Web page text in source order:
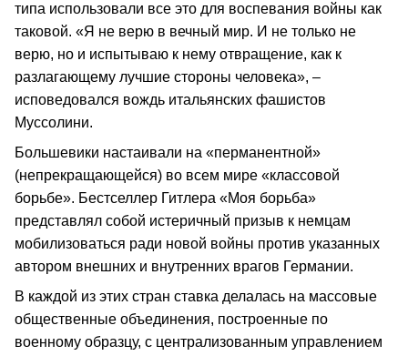
типа использовали все это для воспевания войны как
таковой. «Я не верю в вечный мир. И не только не
верю, но и испытываю к нему отвращение, как к
разлагающему лучшие стороны человека», –
исповедовался вождь итальянских фашистов
Муссолини.
Большевики настаивали на «перманентной»
(непрекращающейся) во всем мире «классовой
борьбе». Бестселлер Гитлера «Моя борьба»
представлял собой истеричный призыв к немцам
мобилизоваться ради новой войны против указанных
автором внешних и внутренних врагов Германии.
В каждой из этих стран ставка делалась на массовые
общественные объединения, построенные по
военному образцу, с централизованным управлением